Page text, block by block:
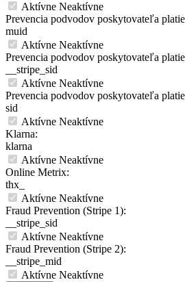
Aktívne Neaktívne
Prevencia podvodov poskytovateľa
muid
Aktívne Neaktívne
Prevencia podvodov poskytovateľa
__stripe_sid
Aktívne Neaktívne
Prevencia podvodov poskytovateľa
sid
Aktívne Neaktívne
Klarna:
klarna
Aktívne Neaktívne
Online Metrix:
thx_
Aktívne Neaktívne
Fraud Prevention (Stripe 1):
__stripe_sid
Aktívne Neaktívne
Fraud Prevention (Stripe 2):
__stripe_mid
Aktívne Neaktívne